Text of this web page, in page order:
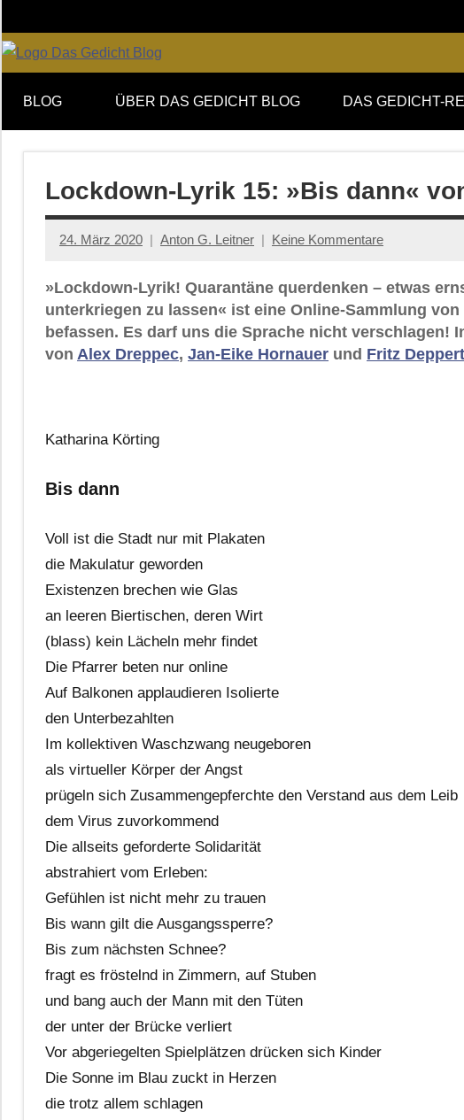
Inhalt
springen
DAS
GEDICHT
blog
von
DAS
GEDICHT.
Zeitschrift
für
Lyrik,
Essay
Kritik
BLOG ÜBER DAS GEDICHT BLOG DAS GEDICHT-
Lockdown-Lyrik 15: »Bis dann«
24. März 2020 Anton G. Leitner Keine Kommentare
»Lockdown-Lyrik! Quarantäne querdenken – etwas
unterkriegen zu lassen« ist eine Online-Sammlung
befassen. Es darf uns die Sprache nicht verschlagen!
von Alex Dreppec, Jan-Eike Hornauer und Fritz Deppert
Katharina Körting
Bis dann
Voll ist die Stadt nur mit Plakaten
die Makulatur geworden
Existenzen brechen wie Glas
an leeren Biertischen, deren Wirt
(blass) kein Lächeln mehr findet
Die Pfarrer beten nur online
Auf Balkonen applaudieren Isolierte
den Unterbezahlten
Im kollektiven Waschzwang neugeboren
als virtueller Körper der Angst
prügeln sich Zusammengepferchte den Verstand aus dem Leib
dem Virus zuvorkommend
Die allseits geforderte Solidarität
abstrahiert vom Erleben:
Gefühlen ist nicht mehr zu trauen
Bis wann gilt die Ausgangssperre?
Bis zum nächsten Schnee?
fragt es fröstelnd in Zimmern, auf Stuben
und bang auch der Mann mit den Tüten
der unter der Brücke verliert
Vor abgeriegelten Spielplätzen drücken sich Kinder
Die Sonne im Blau zuckt in Herzen
die trotz allem schlagen